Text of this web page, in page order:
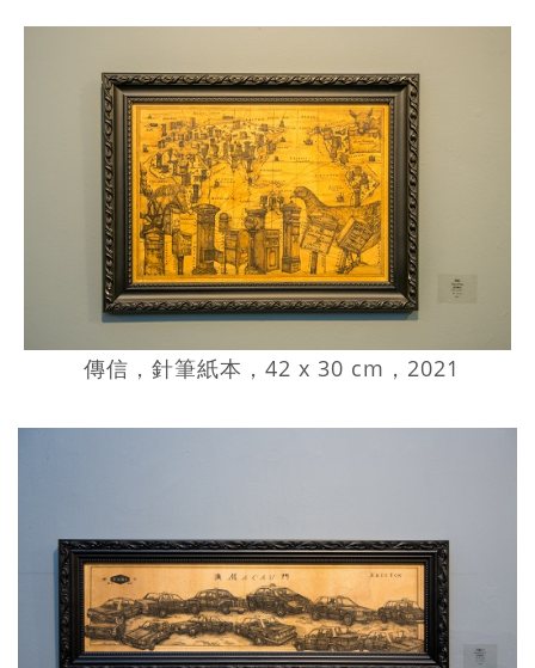
傳信，針筆紙本，42 x 30 cm，2021